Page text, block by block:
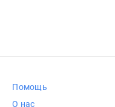
Помощь
О нас